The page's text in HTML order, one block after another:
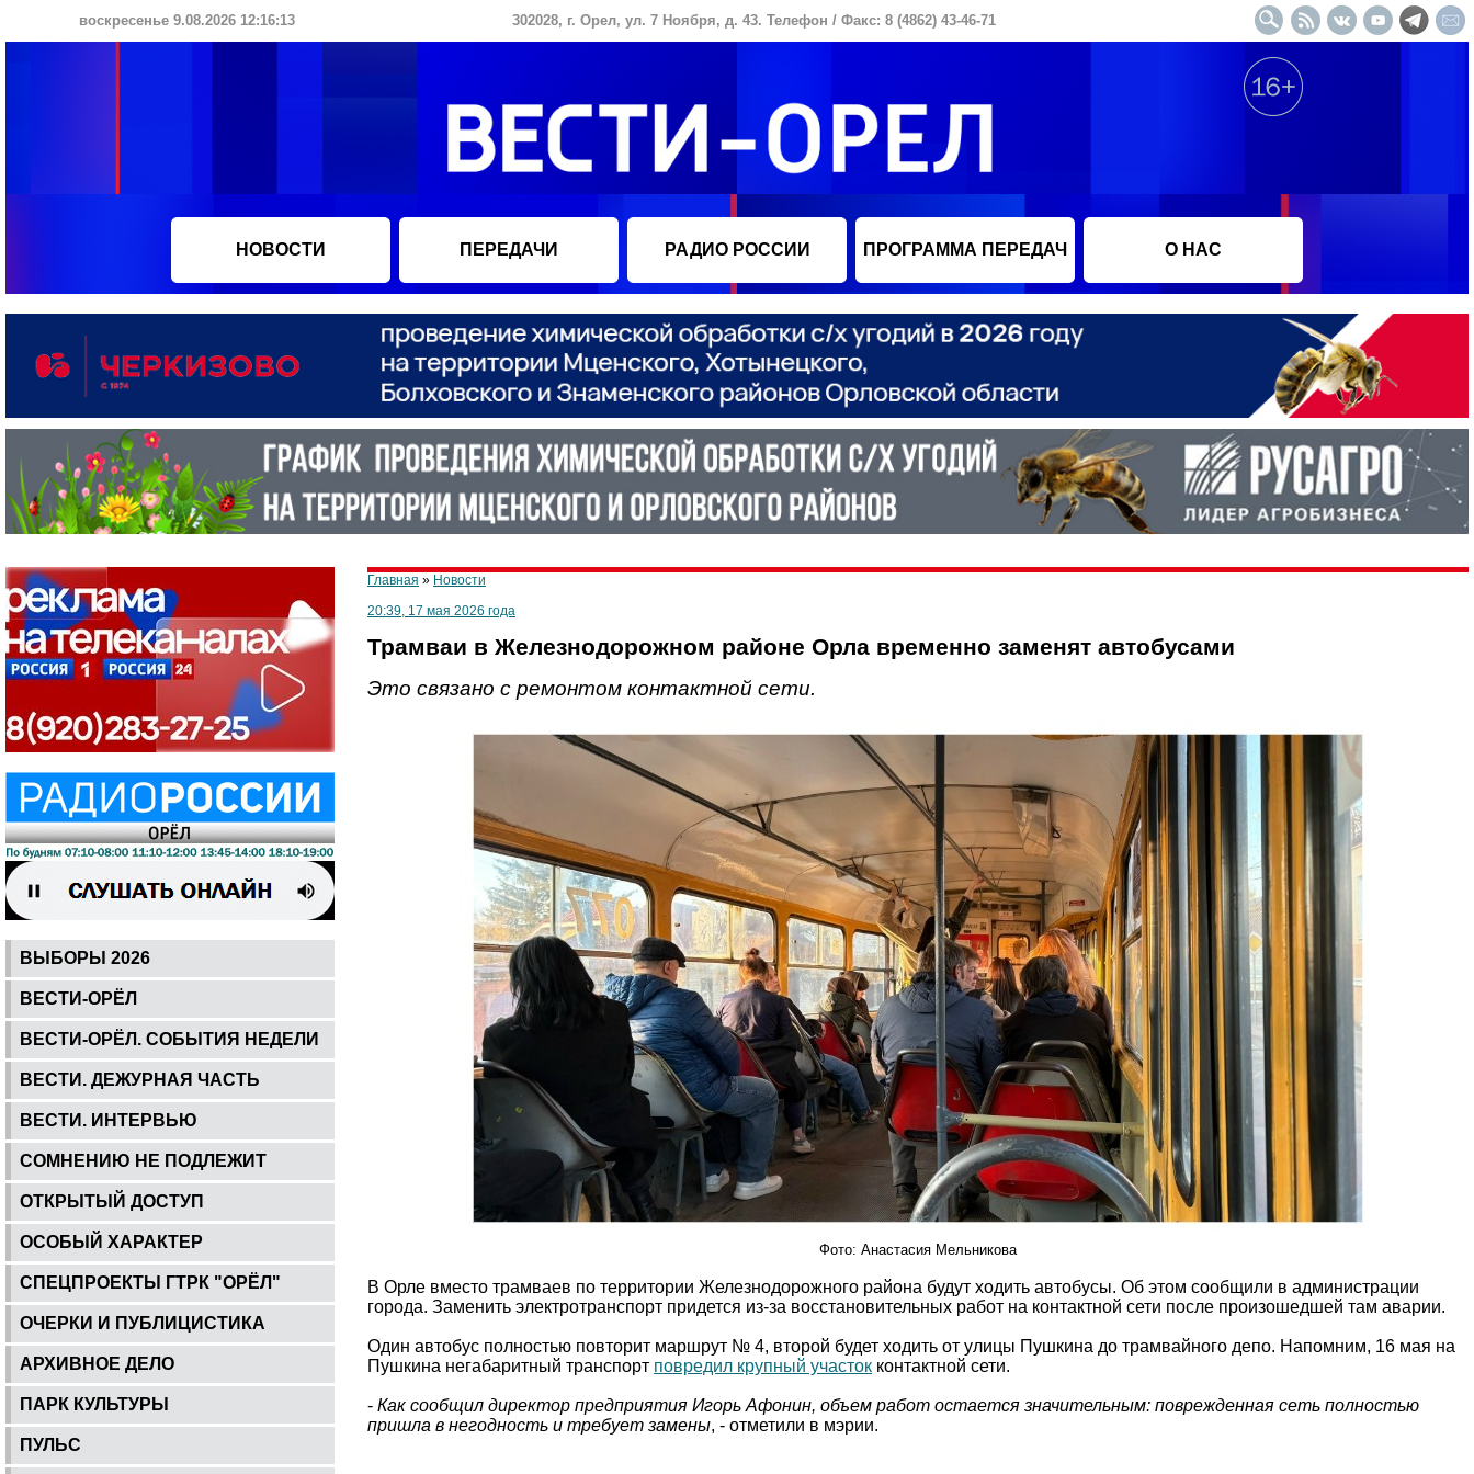
воскресенье 9.08.2026 12:16:13 302028, г. Орел, ул. 7 Ноября, д. 43. Телефон / Факс: 8 (4862) 43-46-71
НОВОСТИ ПЕРЕДАЧИ РАДИО РОССИИ ПРОГРАММА ПЕРЕДАЧ О НАС
ВЫБОРЫ 2026
ВЕСТИ-ОРЁЛ
ВЕСТИ-ОРЁЛ. СОБЫТИЯ НЕДЕЛИ
ВЕСТИ. ДЕЖУРНАЯ ЧАСТЬ
ВЕСТИ. ИНТЕРВЬЮ
СОМНЕНИЮ НЕ ПОДЛЕЖИТ
ОТКРЫТЫЙ ДОСТУП
ОСОБЫЙ ХАРАКТЕР
СПЕЦПРОЕКТЫ ГТРК "ОРЁЛ"
ОЧЕРКИ И ПУБЛИЦИСТИКА
АРХИВНОЕ ДЕЛО
ПАРК КУЛЬТУРЫ
ПУЛЬС
Главная » Новости
20:39, 17 мая 2026 года
Трамваи в Железнодорожном районе Орла временно заменят автобусами
Это связано с ремонтом контактной сети.
Фото: Анастасия Мельникова
В Орле вместо трамваев по территории Железнодорожного района будут ходить автобусы. Об этом сообщили в администрации
города. Заменить электротранспорт придется из-за восстановительных работ на контактной сети после произошедшей там аварии.
Один автобус полностью повторит маршрут № 4, второй будет ходить от улицы Пушкина до трамвайного депо. Напомним, 16 мая на
Пушкина негабаритный транспорт повредил крупный участок контактной сети.
- Как сообщил директор предприятия Игорь Афонин, объем работ остается значительным: поврежденная сеть полностью
пришла в негодность и требует замены, - отметили в мэрии.